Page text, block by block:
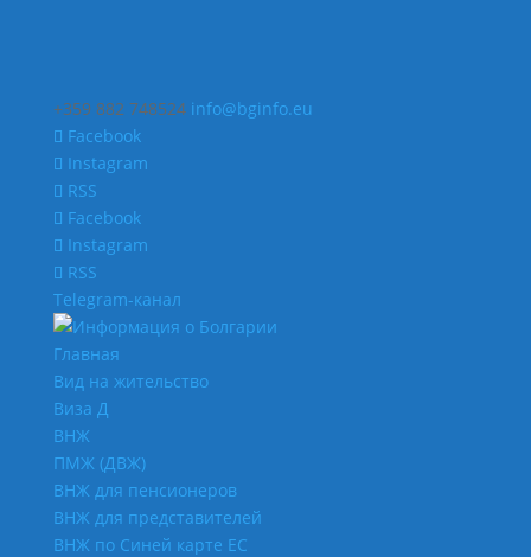
+359 882 748524 info@bginfo.eu
Facebook
Instagram
RSS
Facebook
Instagram
RSS
Telegram-канал
Главная
Вид на жительство
Виза Д
ВНЖ
ПМЖ (ДВЖ)
ВНЖ для пенсионеров
ВНЖ для представителей
ВНЖ по Синей карте ЕС